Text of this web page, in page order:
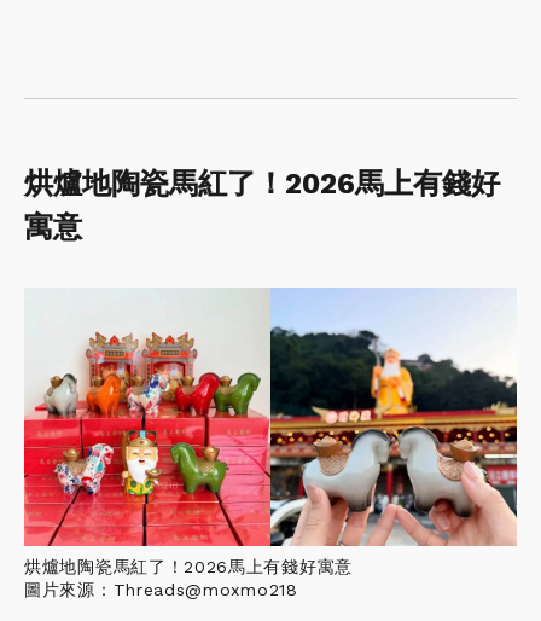
烘爐地陶瓷馬紅了！2026馬上有錢好
寓意
烘爐地陶瓷馬紅了！2026馬上有錢好寓意
圖片來源：Threads@moxmo218